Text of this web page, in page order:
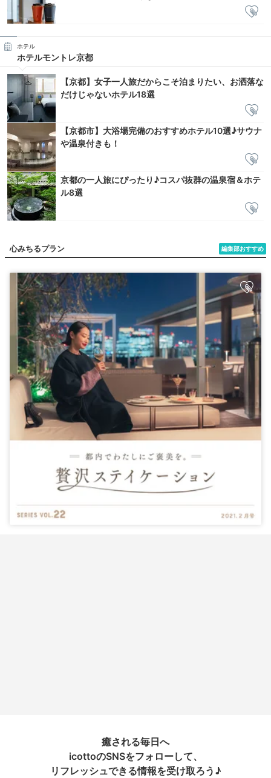
ホテル
ホテルモントレ京都
【京都】女子一人旅だからこそ泊まりたい、お洒落な
だけじゃないホテル18選
【京都市】大浴場完備のおすすめホテル10選♪サウナ
や温泉付きも！
京都の一人旅にぴったり♪コスパ抜群の温泉宿＆ホテ
ル8選
編集部おすすめ
心みちるプラン
癒される毎日へ
icottoのSNSをフォローして、
リフレッシュできる情報を受け取ろう♪